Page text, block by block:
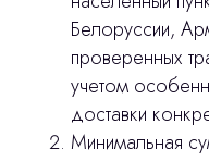
Белоруссии,
проверенных
учетом
доставки
Минимальная
3D печать
Лицензирование
Контакты